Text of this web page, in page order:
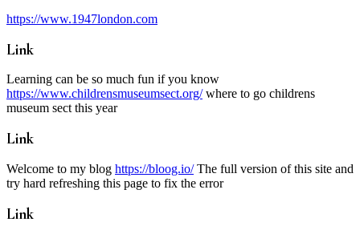
https://www.1947london.com
Link
Learning can be so much fun if you know
https://www.childrensmuseumsect.org/where to go childrens
museum sect this year
Link
Welcome to my blog https://bloog.io/The full version of this site and
try hard refreshing this page to fix the error
Link